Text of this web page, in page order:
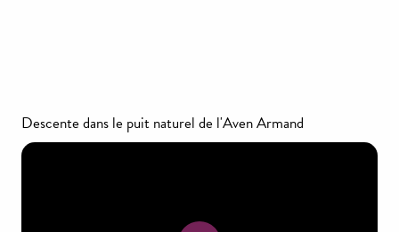
Descente dans le puit naturel de l'Aven Armand